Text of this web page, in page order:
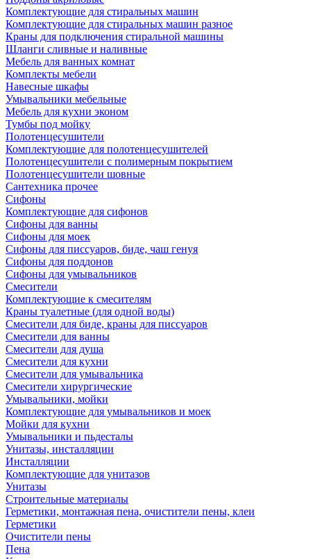
Комплектующие для стиральных машин
Комплектующие для стиральных машин разное
Краны для подключения стиральной машины
Шланги сливные и наливные
Мебель для ванных комнат
Комплекты мебели
Навесные шкафы
Умывальники мебельные
Мебель для кухни эконом
Тумбы под мойку
Полотенцесушители
Комплектующие для полотенцесушителей
Полотенцесушители с полимерным покрытием
Полотенцесушители шовные
Сантехника прочее
Сифоны
Комплектующие для сифонов
Сифоны для ванны
Сифоны для моек
Сифоны для писсуаров, биде, чаш генуя
Сифоны для поддонов
Сифоны для умывальников
Смесители
Комплектующие к смесителям
Краны туалетные (для одной воды)
Смесители для биде, краны для писсуаров
Смесители для ванны
Смесители для душа
Смесители для кухни
Смесители для умывальника
Смесители хирургические
Умывальники, мойки
Комплектующие для умывальников и моек
Мойки для кухни
Умывальники и пьдесталы
Унитазы, инсталляции
Инсталляции
Комплектующие для унитазов
Унитазы
Строительные материалы
Герметики, монтажная пена, очистители пены, клеи
Герметики
Очистители пены
Пена